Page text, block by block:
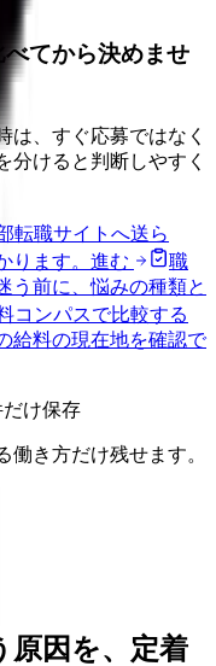
てから決めませ
は、すぐ応募ではなく
分けると判断しやすく
転職サイトへ送ら
ります。 進む
職
う前に、悩みの種類と
コンパスで比較する
給料の現在地を確認で
け保存
き方だけ残せます。
原因を、定着